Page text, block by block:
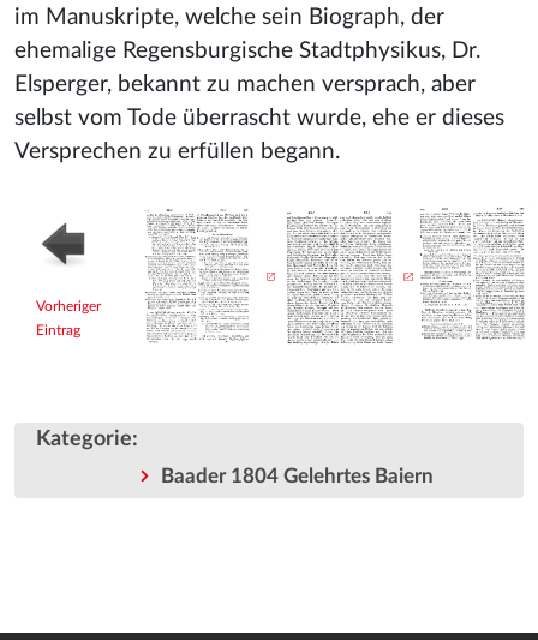
im Manuskripte, welche sein Biograph, der
ehemalige Regensburgische Stadtphysikus, Dr.
Elsperger, bekannt zu machen versprach, aber
selbst vom Tode überrascht wurde, ehe er dieses
Versprechen zu erfüllen begann.
Vorheriger
Eintrag
Kategorie:
Baader 1804 Gelehrtes Baiern